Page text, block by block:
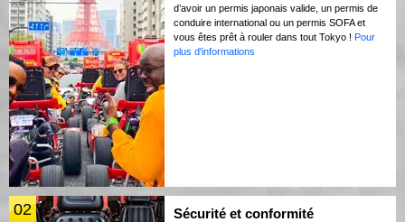
d’avoir un permis japonais valide, un permis de
conduire international ou un permis SOFA et
vous êtes prêt à rouler dans tout Tokyo ! Pour
plus d'informations
02 Sécurité et conformité